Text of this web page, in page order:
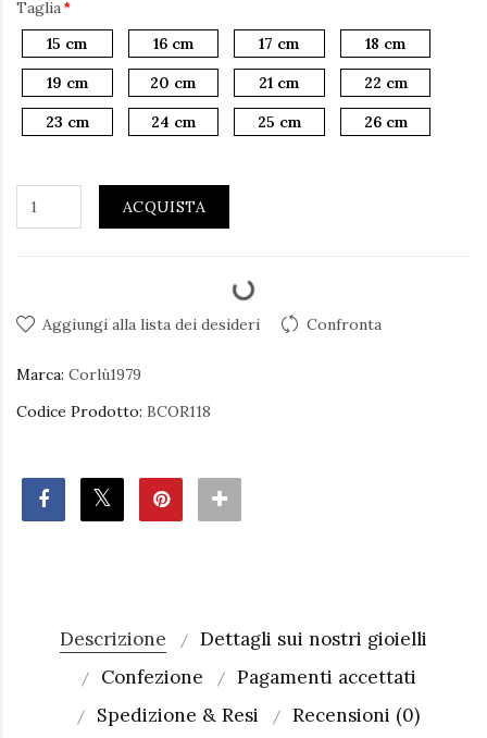
Taglia
15 cm
16 cm 17 cm
18 cm
19 cm
20 cm 21 cm
22 cm
23 cm
24 cm 25 cm 26 cm
ACQUISTA
Aggiungi alla lista dei desideri Confronta
Marca: Corlù1979
Codice Prodotto: BCOR118
Descrizione
Dettagli sui nostri gioielli
Confezione
Pagamenti accettati
Spedizione & Resi
Recensioni (0)